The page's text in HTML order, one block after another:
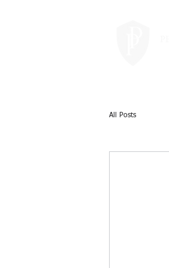
All Posts